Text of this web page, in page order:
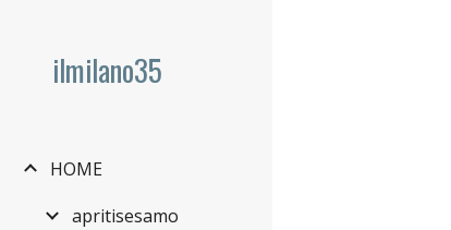
ilmilano35
HOME
apritisesamo